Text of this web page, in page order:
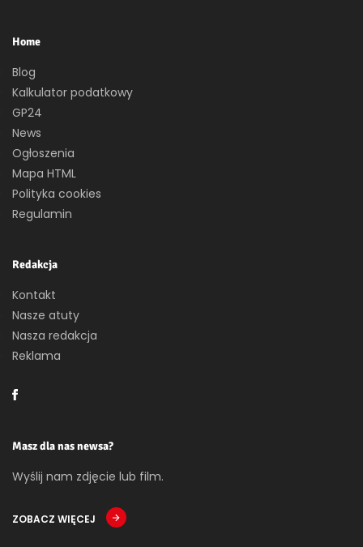
Home
Blog
Kalkulator podatkowy
GP24
News
Ogłoszenia
Mapa HTML
Polityka cookies
Regulamin
Redakcja
Kontakt
Nasze atuty
Nasza redakcja
Reklama
Masz dla nas newsa?
Wyślij nam zdjęcie lub film.
ZOBACZ WIĘCEJ